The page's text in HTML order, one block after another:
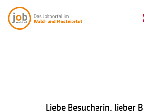
Liebe Besucherin, lieber